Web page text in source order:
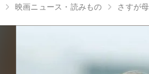
映画ニュース・読みもの さすが